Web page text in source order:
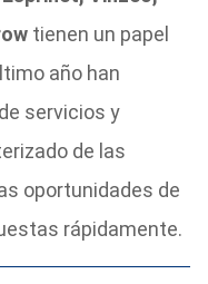
tienen un papel
año han
servicios y
de las
oportunidades de
rápidamente.